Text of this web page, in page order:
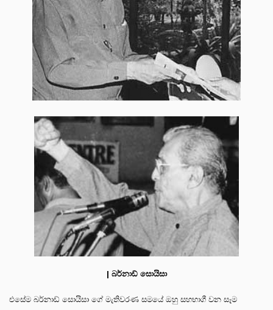
| බර්නාඩ් සොයිසා
එසේම බර්නාඩ් සොයිසා ගේ මැතිවරණ සමයේ ඔහු සහභාගී වන සෑම